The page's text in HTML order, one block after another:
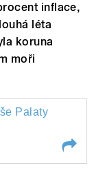
inflace,
léta
koruna
moři
Palaty